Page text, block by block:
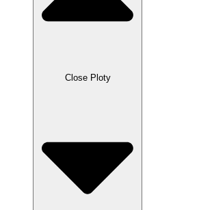
Close Ploty